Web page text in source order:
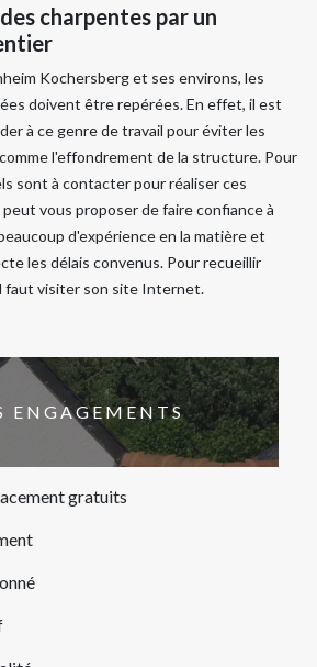
charpentes par un
Kochersberg et ses environs, les
doivent être repérées. En effet, il est
à ce genre de travail pour éviter les
l'effondrement de la structure. Pour
sont à contacter pour réaliser ces
vous proposer de faire confiance à
d'expérience en la matière et
les délais convenus. Pour recueillir
faut visiter son site Internet.
ENGAGEMENTS
gratuits